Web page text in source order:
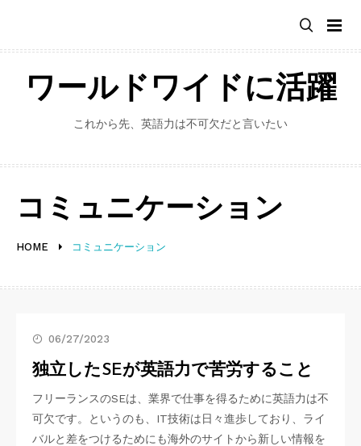
content
ワールドワイドに活躍
これから先、英語力は不可欠だと言いたい
HOME コミュニケーション
コミュニケーション
06/27/2023
独立したSEが英語力で苦労すること
フリーランスのSEは、業界で仕事を得るために英語力は不
可欠です。というのも、IT技術は日々進歩しており、ライ
バルと差をつけるためにも海外のサイトから新しい情報を